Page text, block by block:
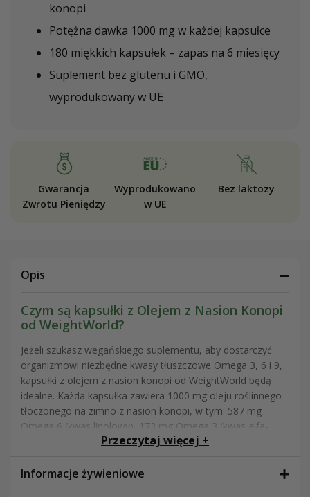
konopi
Potężna dawka 1000 mg w każdej kapsułce
180 miękkich kapsułek – zapas na 6 miesięcy
Suplement bez glutenu i GMO,
wyprodukowany w UE
Gwarancja
Zwrotu Pieniędzy
Wyprodukowano
w UE
Bez laktozy
Opis
Czym są kapsułki z Olejem z Nasion Konopi
od WeightWorld?
Jeżeli szukasz wegańskiego suplementu, aby dostarczyć
organizmowi niezbędne kwasy tłuszczowe Omega 3, 6 i 9,
kapsułki z olejem z nasion konopi od WeightWorld będą
idealne. Każda kapsułka zawiera 1000 mg oleju roślinnego
tłoczonego na zimno z nasion konopi, w tym: 587 mg
Omega 6 (kwas linolowy), 173 mg Omega 3 (kwas alfa-
linolenowy – ALA) i 114 mg Omega 9 (kwas oleinowy).
Ten suplement pochodzenia naturalnego, dzięki zawartości
kwasów tłuszczowych, wspiera Twoje zdrowie i
Przeczytaj więcej +
Informacje żywieniowe